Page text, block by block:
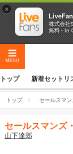
MENU
トップ 新着セットリ
トップ セールスマ
セールスマンズ
山下達郎
×
株式会社
無料 - In